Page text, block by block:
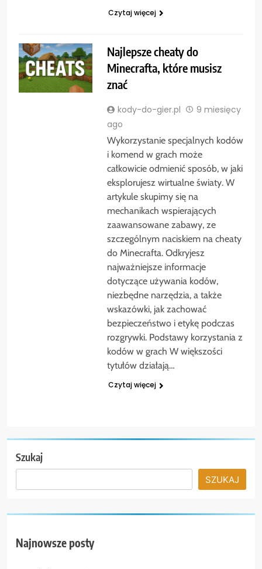
Czytaj więcej
Najlepsze cheaty do
Minecrafta, które musisz
znać
kody-do-gier.pl
9 miesięcy
ago
Wykorzystanie specjalnych kodów
i komend w grach może
całkowicie odmienić sposób, w jaki
eksplorujesz wirtualne światy. W
artykule skupimy się na
mechanikach wspierających
zaawansowane zabawy, ze
szczególnym naciskiem na cheaty
do Minecrafta. Odkryjesz
najważniejsze informacje
dotyczące używania kodów,
niezbędne narzędzia, a także
wskazówki, jak zachować
bezpieczeństwo i etykę podczas
rozgrywki. Podstawy korzystania z
kodów w grach W większości
tytułów działają…
Czytaj więcej
Szukaj
SZUKAJ
Najnowsze posty